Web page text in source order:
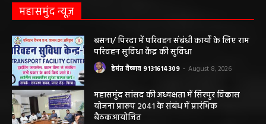
महासमुंद न्यूज़
बसना/ पिरदा में परिवहन संबंधी कार्यों के लिए राम
परिवहन सुविधा केंद्र की सुविधा
हेमंत वैष्णव 9131614309 - August 8, 2026
महासमुंद सांसद की अध्यक्षता में सिरपुर विकास
योजना प्रारूप 2041 के संबंध में प्रारंभिक
बैठकआयोजित